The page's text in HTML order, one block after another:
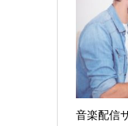
音楽配信